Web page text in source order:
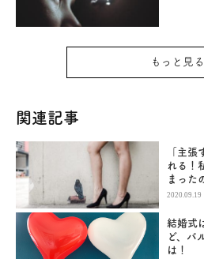
もっと見る
関連記事
「主張
れる！
まった
2020.09.19
結婚式
ど、バ
は！